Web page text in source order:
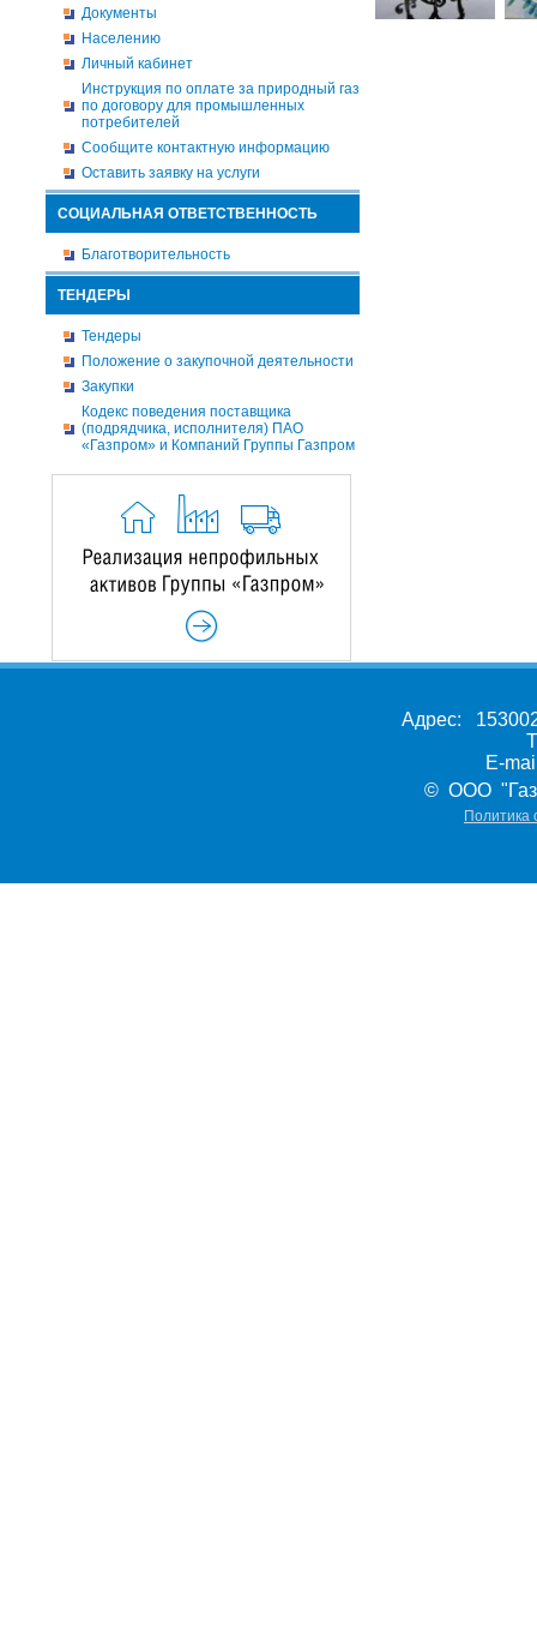
Документы
Населению
Личный кабинет
Инструкция по оплате за природный газ
по договору для промышленных
потребителей
Сообщите контактную информацию
Оставить заявку на услуги
СОЦИАЛЬНАЯ ОТВЕТСТВЕННОСТЬ
Благотворительность
ТЕНДЕРЫ
Тендеры
Положение о закупочной деятельности
Закупки
Кодекс поведения поставщика
(подрядчика, исполнителя) ПАО
«Газпром» и Компаний Группы Газпром
Адрес:
E-
© ООО
Политика